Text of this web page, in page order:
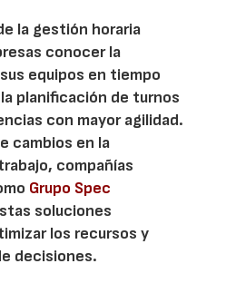
la gestión horaria
conocer la
equipos en tiempo
planificación de turnos
con mayor agilidad.
cambios en la
compañías
Grupo Spec
soluciones
los recursos y
decisiones.